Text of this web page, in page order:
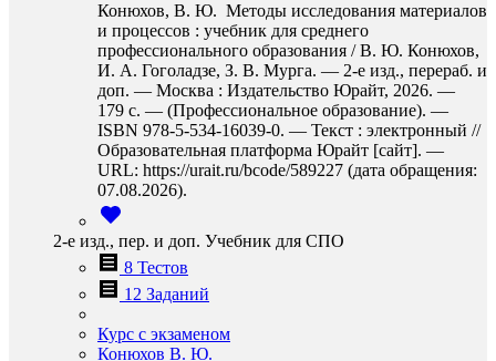
Конюхов, В. Ю. Методы исследования материалов
и процессов : учебник для среднего
профессионального образования / В. Ю. Конюхов,
И. А. Гоголадзе, З. В. Мурга. — 2-е изд., перераб. и
доп. — Москва : Издательство Юрайт, 2026. —
179 с. — (Профессиональное образование). —
ISBN 978-5-534-16039-0. — Текст : электронный //
Образовательная платформа Юрайт [сайт]. —
URL: https://urait.ru/bcode/589227 (дата обращения:
07.08.2026).
2-е изд., пер. и доп. Учебник для СПО
8 Тестов
12 Заданий
Курс с экзаменом
Конюхов В. Ю.